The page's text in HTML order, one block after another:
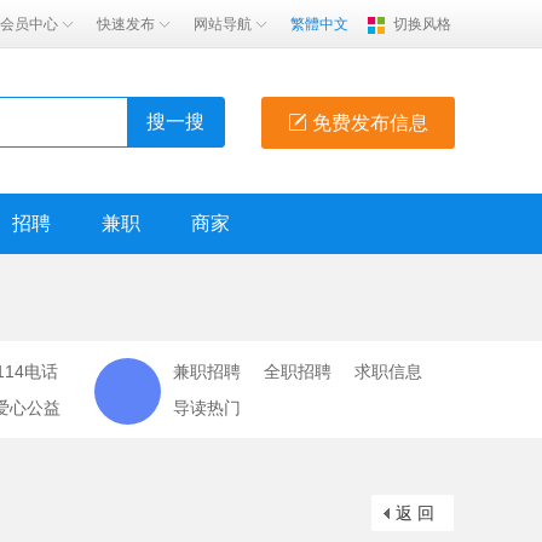
会员中心 快速发布 网站导航 繁體中文 切换风格
免费发布信息
搜一搜
招聘 兼职 商家
电话
心公益
兼职招聘 全职招聘
求职信息
导读热门
返 回